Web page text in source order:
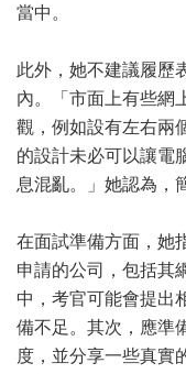
當中。
此外，她不建議履歷
內。「市面上有些網
觀，例如設有左右兩
的設計未必可以讓電
息混亂。」她認為，
在面試準備方面，她
申請的公司，包括其
中，考官可能會提出
備不足。其次，應準
度，並分享一些真實